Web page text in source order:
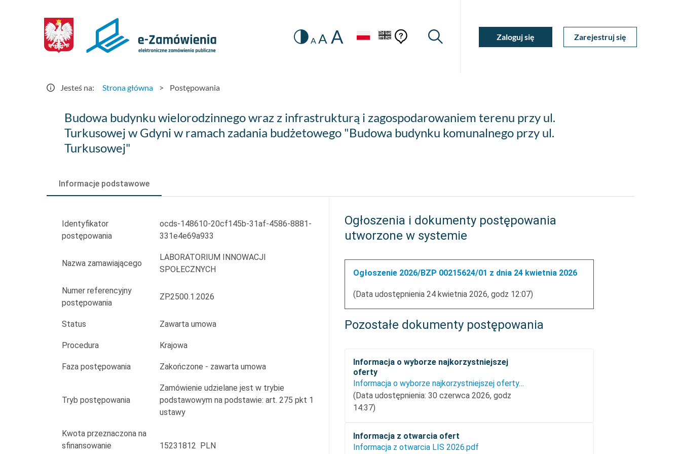
Postępowania
HEADER.SETTINGS_SR
Zmiana
A A A
Pomoc
PomocWyszukiwarka
MojeZaloguj się Zarejestruj się
Jesteś na: Strona główna > Postępowania
Budowa
budynku
wielorodzinnego
z
zagospodarowaniem
przy
ul.
Gdyni
zadania
Budowa budynku wielorodzinnego wraz z infrastrukturą i zagospodarowaniem terenu przy ul.
Turkusowej w Gdyni w ramach zadania budżetowego "Budowa budynku komunalnego przy ul.
Turkusowej"
Informacje podstawowe
Identyfikator
postępowania
ocds-148610-20cf145b-31af-4586-8881-
331e4e69a933
Nazwa zamawiającego
LABORATORIUM INNOWACJI
SPOŁECZNYCH
Numer referencyjny
postępowania
ZP.2500.1.2026
Status Zawarta umowa
Procedura Krajowa
Faza postępowania Zakończone - zawarta umowa
Tryb postępowania
Zamówienie udzielane jest w trybie
podstawowym na podstawie: art. 275 pkt 1
ustawy
Kwota przeznaczona na
sfinansowanie
15231812 PLN
Ogłoszenia i dokumenty postępowania
utworzone w systemie
Ogłoszenie 2026/BZP 00215624/01 z dnia 24 kwietnia 2026
(Data udostępnienia 24 kwietnia 2026, godz 12:07)
Pozostałe dokumenty postępowania
Informacja o wyborze najkorzystniejszej
oferty
Informacja o wyborze najkorzystniejszej oferty.pdf
(Data udostępnienia: 30 czerwca 2026, godz
14:37)
Informacja z otwarcia ofert
Informacja z otwarcia LIS 2026.pdf